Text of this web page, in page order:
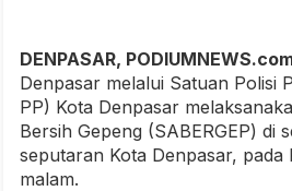
DENPASAR,
Denpasar melalui Satuan Polisi
PP) Kota Denpasar
Bersih Gepeng (SABERGEP) di
seputaran Kota Denpasar, pada
malam.